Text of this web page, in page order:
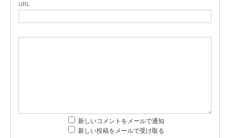
URL
新しいコメントをメールで通知
新しい投稿をメールで受け取る